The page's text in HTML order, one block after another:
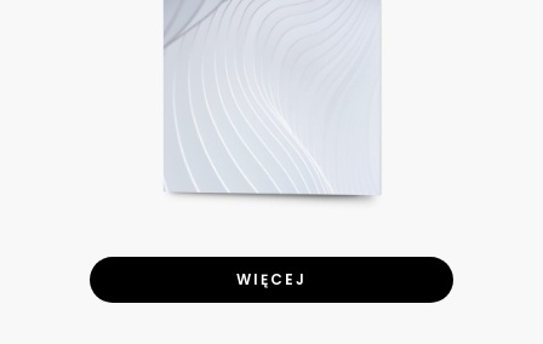
WIĘCEJ